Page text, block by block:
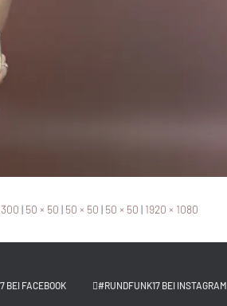
| 50 × 50 | 50 × 50 | 50 × 50 | 1920 × 1080
BEI FACEBOOK #RUNDFUNK17 BEI INSTAGRAM